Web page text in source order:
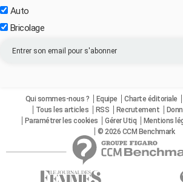
Auto
Bricolage
Qui sommes-nous ? Equipe Charte éditoriale
Tous les articles
RSS Recrutement
Paramétrer les cookies
Gérer Utiq Mentions
© 2026 CCM Benchmark